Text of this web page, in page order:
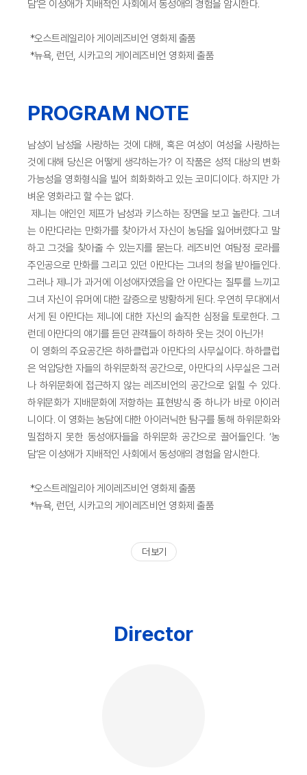
담’은 이성애가 지배적인 사회에서 동성애의 경험을 암시한다.
*오스트레일리아 게이레즈비언 영화제 출품
*뉴욕, 런던, 시카고의 게이레즈비언 영화제 출품
PROGRAM NOTE
남성이 남성을 사랑하는 것에 대해, 혹은 여성이 여성을 사랑하는
것에 대해 당신은 어떻게 생각하는가? 이 작품은 성적 대상의 변화
가능성을 영화형식을 빌어 희화화하고 있는 코미디이다. 하지만 가
벼운 영화라고 할 수는 없다.
제니는 애인인 제프가 남성과 키스하는 장면을 보고 놀란다. 그녀
는 아만다라는 만화가를 찾아가서 자신이 농담을 잃어버렸다고 말
하고 그것을 찾아줄 수 있는지를 묻는다. 레즈비언 여탐정 로라를
주인공으로 만화를 그리고 있던 아만다는 그녀의 청을 받아들인다.
그러나 제니가 과거에 이성애자였음을 안 아만다는 질투를 느끼고
그녀 자신이 유머에 대한 갈증으로 방황하게 된다. 우연히 무대에서
서게 된 아만다는 제니에 대한 자신의 솔직한 심정을 토로한다. 그
런데 아만다의 얘기를 듣던 관객들이 하하하 웃는 것이 아닌가!
이 영화의 주요공간은 하하클럽과 아만다의 사무실이다. 하하클럽
은 억압당한 자들의 하위문화적 공간으로, 아만다의 사무실은 그러
나 하위문화에 접근하지 않는 레즈비언의 공간으로 읽힐 수 있다.
하위문화가 지배문화에 저항하는 표현방식 중 하나가 바로 아이러
니이다. 이 영화는 농담에 대한 아이러닉한 탐구를 통해 하위문화와
밀접하지 못한 동성애자들을 하위문화 공간으로 끌어들인다. ‘농
담’은 이성애가 지배적인 사회에서 동성애의 경험을 암시한다.
*오스트레일리아 게이레즈비언 영화제 출품
*뉴욕, 런던, 시카고의 게이레즈비언 영화제 출품
더 보기
Director